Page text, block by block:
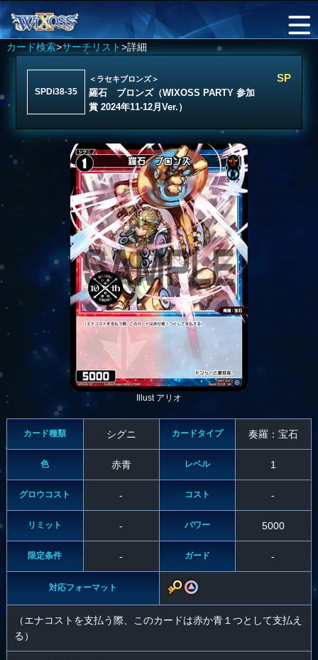
カード検索>サーチリスト>詳細
SPDi38-35
＜ラセキブロンズ＞
羅石 ブロンズ（WIXOSS PARTY 参加
賞 2024年11-12月Ver.）
SP
Illust アリオ
カード種類 シグニ カードタイプ 奏羅：宝石
色 赤青 レベル 1
グロウコスト - コスト -
リミット - パワー 5000
限定条件 - ガード -
対応フォーマット
（エナコストを支払う際、このカードは赤か青１つとして支払え
る）